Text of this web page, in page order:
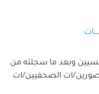
وبعد ما سجلته من
ات الصحفيين/ات